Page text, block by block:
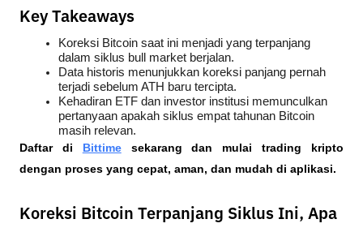
Key Takeaways
Koreksi Bitcoin saat ini menjadi yang terpanjang
dalam siklus bull market berjalan.
Data historis menunjukkan koreksi panjang pernah
terjadi sebelum ATH baru tercipta.
Kehadiran ETF dan investor institusi memunculkan
pertanyaan apakah siklus empat tahunan Bitcoin
masih relevan.
Daftar di
Bittime sekarang dan mulai trading kripto
dengan proses yang cepat, aman, dan mudah di aplikasi.
Koreksi Bitcoin Terpanjang Siklus Ini, Apa